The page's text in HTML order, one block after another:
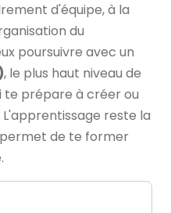
d'équipe, à la
du
poursuivre avec un
, le plus haut niveau de
te prépare à créer ou
reste la
de te former